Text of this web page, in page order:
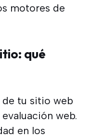
motores de
qué
tu sitio web
web.
en los